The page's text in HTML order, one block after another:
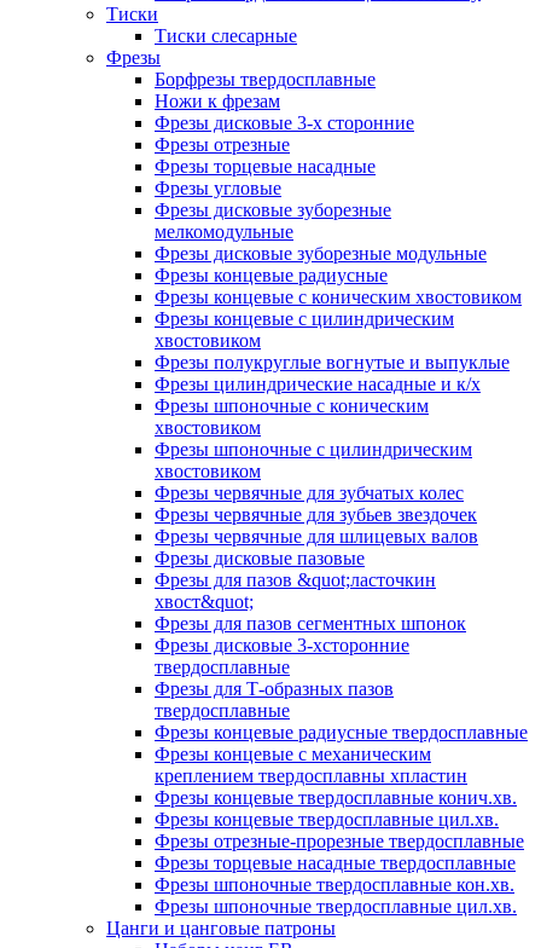
Тиски
Тиски слесарные
Фрезы
Борфрезы твердосплавные
Ножи к фрезам
Фрезы дисковые 3-х сторонние
Фрезы отрезные
Фрезы торцевые насадные
Фрезы угловые
Фрезы дисковые зуборезные
мелкомодульные
Фрезы дисковые зуборезные модульные
Фрезы концевые радиусные
Фрезы концевые с коническим хвостовиком
Фрезы концевые с цилиндрическим
хвостовиком
Фрезы полукруглые вогнутые и выпуклые
Фрезы цилиндрические насадные и к/х
Фрезы шпоночные с коническим
хвостовиком
Фрезы шпоночные с цилиндрическим
хвостовиком
Фрезы червячные для зубчатых колес
Фрезы червячные для зубьев звездочек
Фрезы червячные для шлицевых валов
Фрезы дисковые пазовые
Фрезы для пазов &quot;ласточкин
хвост&quot;
Фрезы для пазов сегментных шпонок
Фрезы дисковые 3-хсторонние
твердосплавные
Фрезы для Т-образных пазов
твердосплавные
Фрезы концевые радиусные твердосплавные
Фрезы концевые с механическим
креплением твердосплавны хпластин
Фрезы концевые твердосплавные конич.хв.
Фрезы концевые твердосплавные цил.хв.
Фрезы отрезные-прорезные твердосплавные
Фрезы торцевые насадные твердосплавные
Фрезы шпоночные твердосплавные кон.хв.
Фрезы шпоночные твердосплавные цил.хв.
Цанги и цанговые патроны